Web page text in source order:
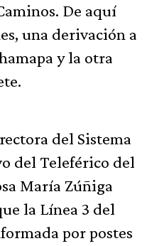
De aquí
una derivación a
y la otra
del Sistema
del Teleférico del
María Zúñiga
la Línea 3 del
por postes